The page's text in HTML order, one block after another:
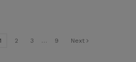
1 2 3 … 9 Next